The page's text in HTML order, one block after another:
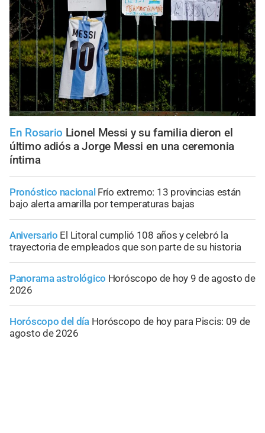
En Rosario Lionel Messi y su familia dieron el
último adiós a Jorge Messi en una ceremonia
íntima
Pronóstico nacional Frío extremo: 13 provincias están
bajo alerta amarilla por temperaturas bajas
Aniversario El Litoral cumplió 108 años y celebró la
trayectoria de empleados que son parte de su historia
Panorama astrológico Horóscopo de hoy 9 de agosto de
2026
Horóscopo del día Horóscopo de hoy para Piscis: 09 de
agosto de 2026